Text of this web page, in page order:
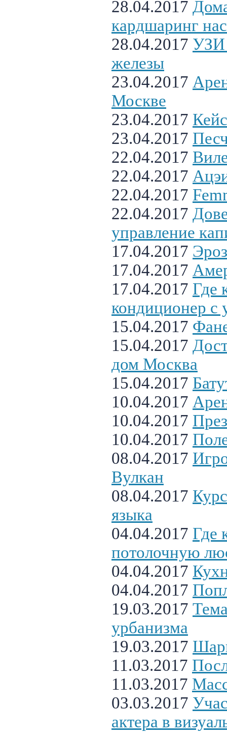
28.04.2017
кардшаринг
28.04.2017 УЗИ
железы
23.04.2017
Москве
23.04.2017
23.04.2017
22.04.2017
22.04.2017
22.04.2017
22.04.2017
управление
17.04.2017
17.04.2017
17.04.2017 Где
кондиционер с
15.04.2017
15.04.2017
дом Москва
15.04.2017
10.04.2017
10.04.2017
10.04.2017
08.04.2017
Вулкан
08.04.2017
языка
04.04.2017 Где
потолочную
04.04.2017
04.04.2017
19.03.2017
урбанизма
19.03.2017
11.03.2017
11.03.2017
03.03.2017
актера в